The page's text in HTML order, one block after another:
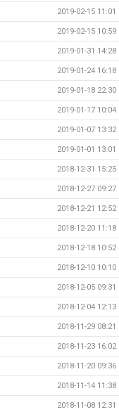
2019-02-15 11:01
2019-02-15 10:59
2019-01-31 14:28
2019-01-24 16:18
2019-01-18 22:30
2019-01-17 10:04
2019-01-07 13:32
2019-01-01 13:01
2018-12-31 15:25
2018-12-27 09:27
2018-12-21 12:52
2018-12-20 11:18
2018-12-18 10:52
2018-12-10 10:10
2018-12-05 09:31
2018-12-04 12:13
2018-11-29 08:21
2018-11-23 16:02
2018-11-20 09:36
2018-11-14 11:38
2018-11-08 12:31